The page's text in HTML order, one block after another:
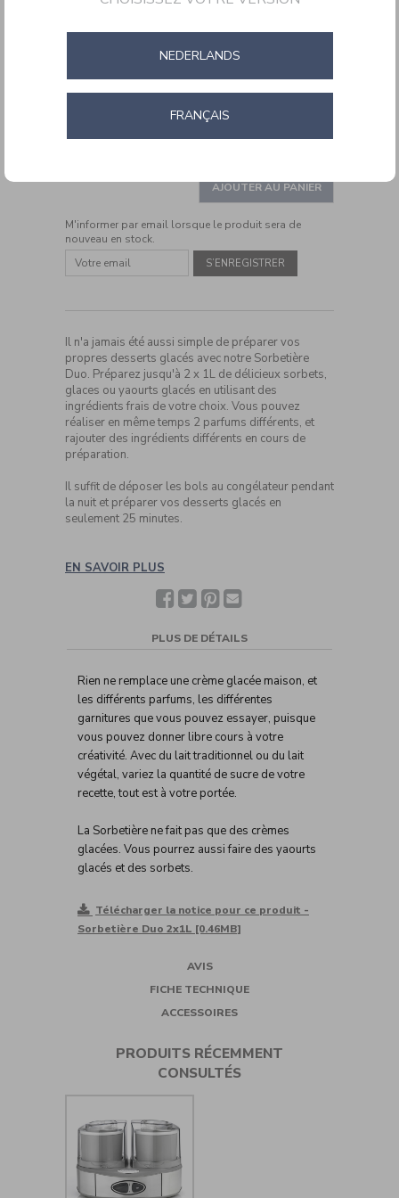
DETAILS
https://www.cuisinartbelgium.be/fr/fr/sorbetiere-
ICE40BCE.html
Ref.ICE40BCE
TO
OPTIONS
PRODUCT
AJOUTER AU PANIER
M'informer par email lorsque le produit sera de
nouveau en stock.
Il n'a jamais été aussi simple de préparer vos
propres desserts glacés avec notre Sorbetière
Duo. Préparez jusqu'à 2 x 1L de délicieux sorbets,
glaces ou yaourts glacés en utilisant des
ingrédients frais de votre choix. Vous pouvez
réaliser en même temps 2 parfums différents, et
rajouter des ingrédients différents en cours de
préparation.
Il suffit de déposer les bols au congélateur pendant
la nuit et préparer vos desserts glacés en
seulement 25 minutes.
EN SAVOIR PLUS
Facebook
TwitterPinterestPartager
avec
ami(e)
PLUS DE DÉTAILS
Rien ne remplace une crème glacée maison, et
les différents parfums, les différentes
garnitures que vous pouvez essayer, puisque
vous pouvez donner libre cours à votre
créativité. Avec du lait traditionnel ou du lait
végétal, variez la quantité de sucre de votre
recette, tout est à votre portée.
La Sorbetière ne fait pas que des crèmes
glacées. Vous pourrez aussi faire des yaourts
glacés et des sorbets.
Télécharger la notice pour ce produit -
Sorbetière Duo 2x1L [0.46MB]
AVIS
FICHE TECHNIQUE
ACCESSOIRES
PRODUITS RÉCEMMENT
CONSULTÉS
NEDERLANDS
FRANÇAIS